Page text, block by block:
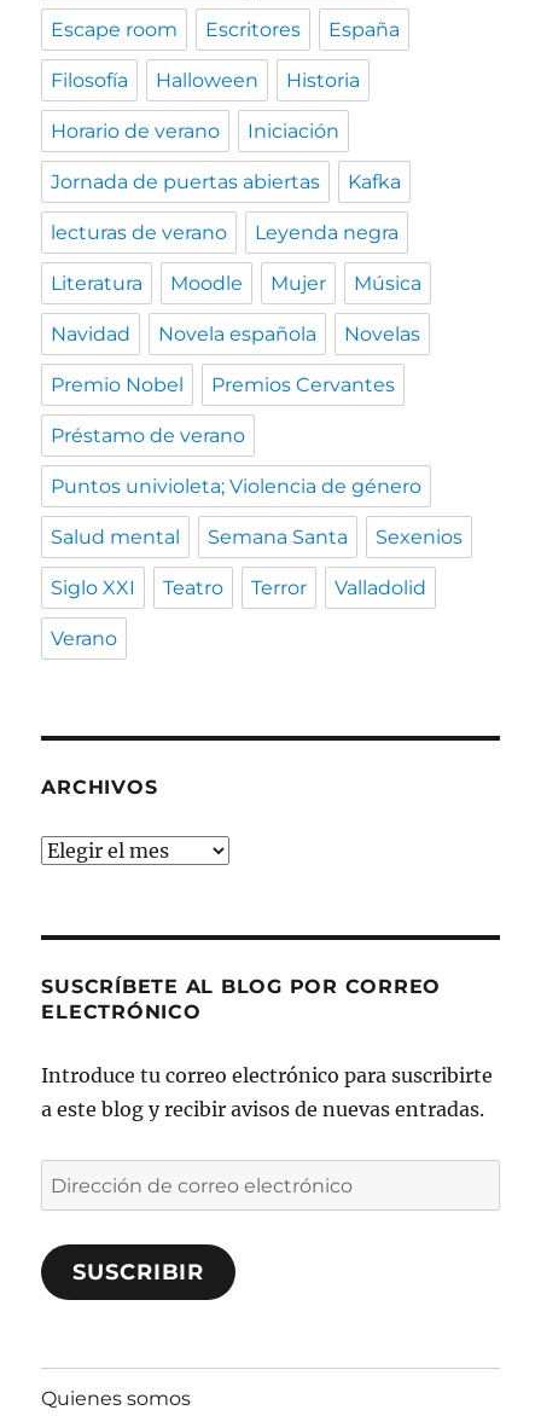
Escape room Escritores España
Filosofía Halloween Historia
Horario de verano Iniciación
Jornada de puertas abiertas Kafka
lecturas de verano Leyenda negra
Literatura Moodle Mujer Música
Navidad Novela española Novelas
Premio Nobel Premios Cervantes
Préstamo de verano
Puntos univioleta; Violencia de género
Salud mental Semana Santa Sexenios
Siglo XXI Teatro Terror Valladolid
Verano
ARCHIVOS
Archivos
SUSCRÍBETE AL BLOG POR CORREO
ELECTRÓNICO
Introduce tu correo electrónico para suscribirte
a este blog y recibir avisos de nuevas entradas.
Dirección
de
correo
electrónico
SUSCRIBIR
Quienes somos